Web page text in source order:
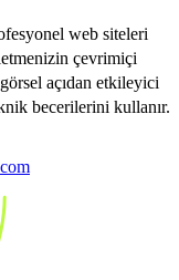
web siteleri
çevrimiçi
açıdan etkileyici
becerilerini kullanır.